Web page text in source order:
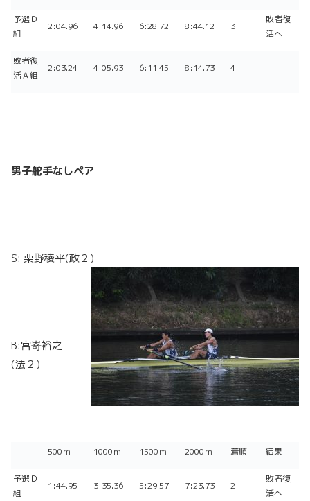
予選Ｄ
組
2:04.96 4:14.96 6:28.72 8:44.12 3
敗者復
活へ
敗者復
活Ａ組
2:03.24 4:05.93 6:11.45 8:14.73 4
男子舵手なしペア
S: 栗野稜平(政２)
B:宮嵜裕之
(法２)
500ｍ 1000ｍ 1500ｍ 2000ｍ 着順 結果
予選Ｄ
組
1:44.95 3:35.36 5:29.57 7:23.73 2
敗者復
活へ